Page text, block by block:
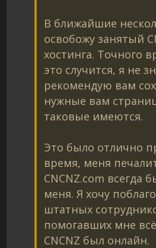
В ближайшие
освобожу занятый
хостинга. Точного
это случится, я не
рекомендую вам
нужные вам
таковые имеются.
Это было отлично
время, меня
CNCNZ.com всегда
меня. Я хочу
штатных
помогавших мне
CNCNZ был онлайн.